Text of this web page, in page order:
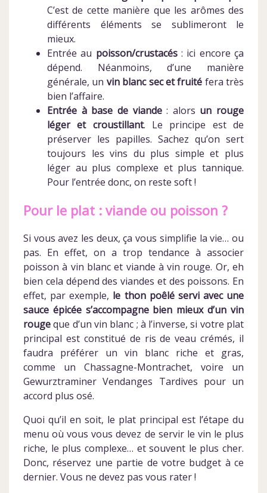
C’est de cette manière que les arômes des
différents éléments se sublimeront le
mieux.
Entrée au poisson/crustacés: ici encore ça
dépend. Néanmoins, d’une manière
générale, un vin blanc sec et fruité fera très
bien l’affaire.
Entrée à base de viande: alors un rouge
léger et croustillant. Le principe est de
préserver les papilles. Sachez qu’on sert
toujours les vins du plus simple et plus
léger au plus complexe et plus tannique.
Pour l’entrée donc, on reste soft !
Pour le plat : viande ou poisson ?
Si vous avez les deux, ça vous simplifie la vie… ou
pas. En effet, on a trop tendance à associer
poisson à vin blanc et viande à vin rouge. Or, eh
bien cela dépend des viandes et des poissons. En
effet, par exemple, le thon poêlé servi avec une
sauce épicée s’accompagne bien mieux d’un vin
rougeque d’un vin blanc ; à l’inverse, si votre plat
principal est constitué de ris de veau crémés, il
faudra préférer un vin blanc riche et gras,
comme un Chassagne-Montrachet, voire un
Gewurztraminer Vendanges Tardives pour un
accord plus osé.
Quoi qu’il en soit, le plat principal est l’étape du
menu où vous vous devez de servir le vin le plus
riche, le plus complexe… et souvent le plus cher.
Donc, réservez une partie de votre budget à ce
dernier. Vous ne devez pas vous rater !